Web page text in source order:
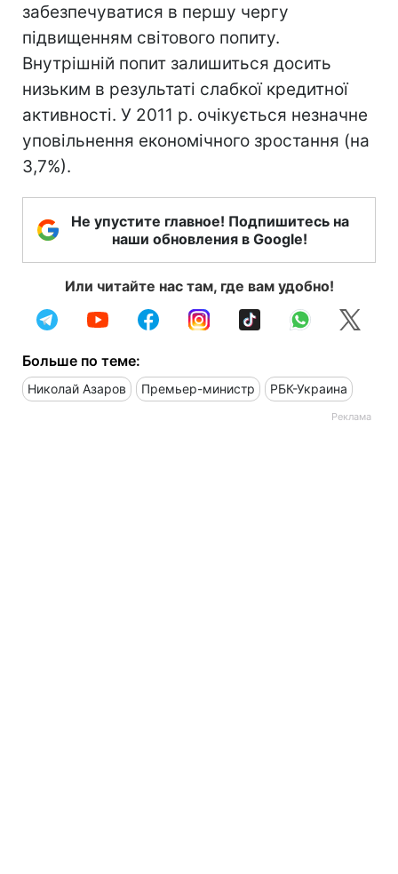
забезпечуватися в першу чергу
підвищенням світового попиту.
Внутрішній попит залишиться досить
низьким в результаті слабкої кредитної
активності. У 2011 р. очікується незначне
уповільнення економічного зростання (на
3,7%).
Не упустите главное! Подпишитесь на
наши обновления в Google!
Или читайте нас там, где вам удобно!
Больше по теме:
Николай Азаров Премьер-министр РБК-Украина